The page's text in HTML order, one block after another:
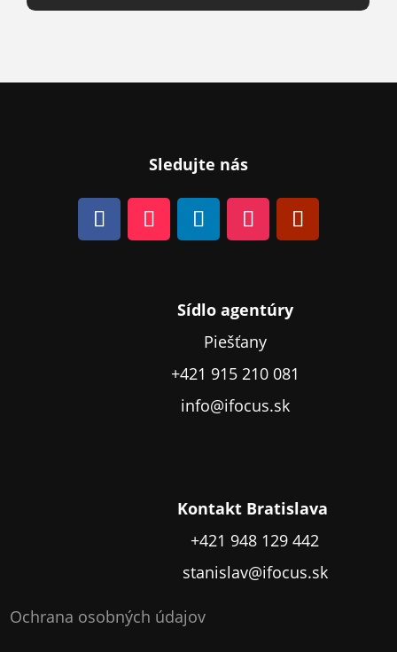
Sledujte nás
Sídlo agentúry
Piešťany
+421 915 210 081
info@ifocus.sk
Kontakt Bratislava
+421 948 129 442
stanislav@ifocus.sk
Ochrana osobných údajov